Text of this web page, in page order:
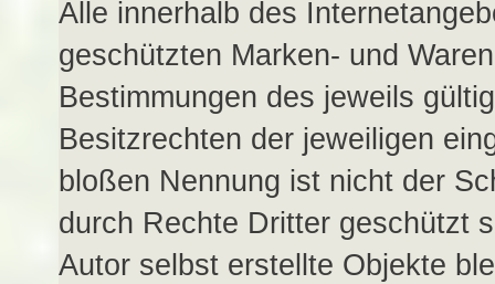
Alle innerhalb des
geschützten Marken- und
Bestimmungen des jeweils
Besitzrechten der jeweiligen
bloßen Nennung ist nicht der
durch Rechte Dritter geschützt
Autor selbst erstellte Objekte